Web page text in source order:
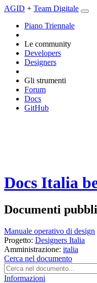
AGID + Team Digitale
Piano Triennale
Le community
Developers
Designers
Gli strumenti
Forum
Docs
GitHub
Docs Italia
Documenti
Manuale operativo di design
Progetto: Designers Italia
Amministrazione: italia
Cerca nel documento
Informazioni